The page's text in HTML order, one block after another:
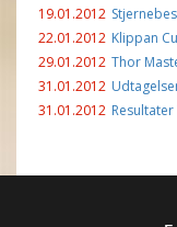
19.01.2012
22.01.2012 Klippan
29.01.2012 Thor
31.01.2012
31.01.2012